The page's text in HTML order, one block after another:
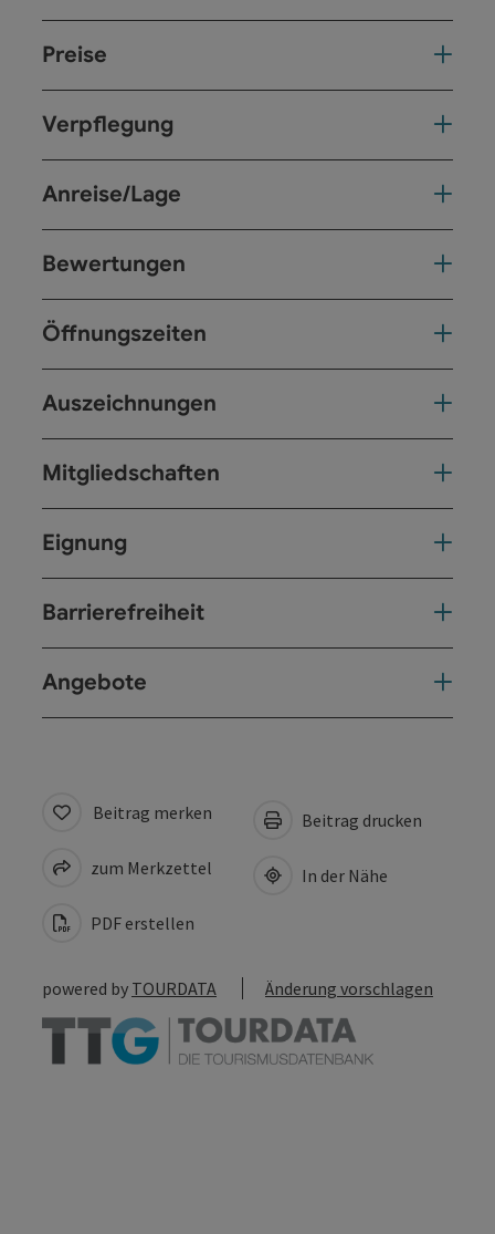
Preise
Verpflegung
Anreise/Lage
Bewertungen
Öffnungszeiten
Auszeichnungen
Mitgliedschaften
Eignung
Barrierefreiheit
Angebote
Beitrag merken
zum Merkzettel
PDF erstellen
Beitrag drucken
In der Nähe
powered by TOURDATA Änderung vorschlagen